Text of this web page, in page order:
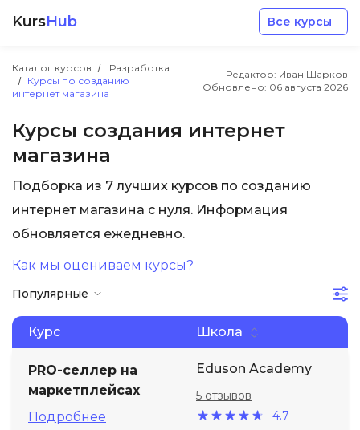
KursHub Все курсы
Каталог курсов
Разработка
Курсы по созданию
интернет магазина
Редактор: Иван Шарков
Обновлено: 06 августа 2026
Курсы создания интернет
магазина
Подборка из 7 лучших курсов по созданию
интернет магазина с нуля. Информация
обновляется ежедневно.
Как мы оцениваем курсы?
Популярные
Курс Школа
PRO-селлер на
маркетплейсах
Подробнее
Eduson Academy
4.7
5 отзывов
Маркетинг
Дизайн
Менеджмент
Иностранные языки